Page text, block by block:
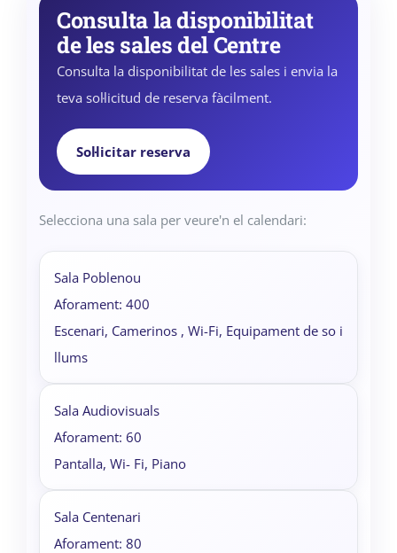
Consulta la disponibilitat
de les sales del Centre
Consulta la disponibilitat de les sales i envia la
teva sol·licitud de reserva fàcilment.
Sol·licitar reserva
Selecciona una sala per veure'n el calendari:
Sala Poblenou
Aforament: 400
Escenari, Camerinos , Wi-Fi, Equipament de so i
llums
Sala Audiovisuals
Aforament: 60
Pantalla, Wi- Fi, Piano
Sala Centenari
Aforament: 80